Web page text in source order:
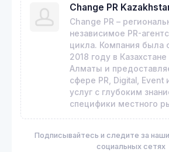
Change PR
Change PR –
независимое PR-
цикла. Компания была
2018 году в
Алматы и
сфере PR, Digital, Event
услуг с глубоким
специфики местного
Подписывайтесь и следите за
социальных сетях